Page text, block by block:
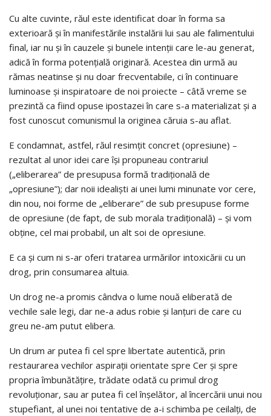
Cu alte cuvinte, răul este identificat doar în forma sa
exterioară și în manifestările instalării lui sau ale falimentului
final, iar nu şi în cauzele şi bunele intenţii care le-au generat,
adică în forma potențială originară. Acestea din urmă au
rămas neatinse şi nu doar frecventabile, ci în continuare
luminoase şi inspiratoare de noi proiecte – câtă vreme se
prezintă ca fiind opuse ipostazei în care s-a materializat și a
fost cunoscut comunismul la originea căruia s-au aflat.
E condamnat, astfel, răul resimţit concret (opresiune) –
rezultat al unor idei care îşi propuneau contrariul
(„eliberarea” de presupusa formă tradițională de
„opresiune”); dar noii idealiști ai unei lumi minunate vor cere,
din nou, noi forme de „eliberare” de sub presupuse forme
de opresiune (de fapt, de sub morala tradițională) – și vom
obține, cel mai probabil, un alt soi de opresiune.
E ca și cum ni s-ar oferi tratarea urmărilor intoxicării cu un
drog, prin consumarea altuia.
Un drog ne-a promis cândva o lume nouă eliberată de
vechile sale legi, dar ne-a adus robie și lanțuri de care cu
greu ne-am putut elibera.
Un drum ar putea fi cel spre libertate autentică, prin
restaurarea vechilor aspirații orientate spre Cer și spre
propria îmbunătățire, trădate odată cu primul drog
revoluţionar, sau ar putea fi cel înşelător, al încercării unui nou
stupefiant, al unei noi tentative de a-i schimba pe ceilalți, de